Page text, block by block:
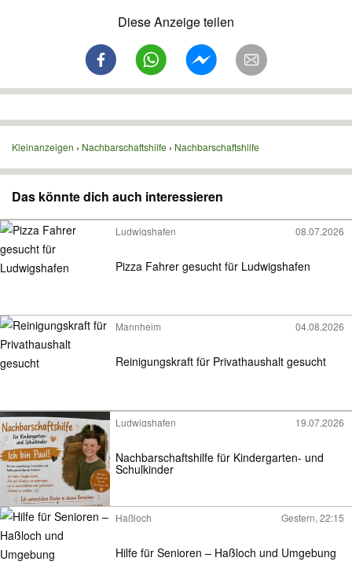
Diese Anzeige teilen
Kleinanzeigen Nachbarschaftshilfe Nachbarschaftshilfe
Das könnte dich auch interessieren
Ludwigshafen 08.07.2026
Pizza Fahrer gesucht für Ludwigshafen
Mannheim 04.08.2026
Reinigungskraft für Privathaushalt gesucht
Ludwigshafen 19.07.2026
Nachbarschaftshilfe für Kindergarten- und
Schulkinder
Haßloch Gestern, 22:15
Hilfe für Senioren – Haßloch und Umgebung